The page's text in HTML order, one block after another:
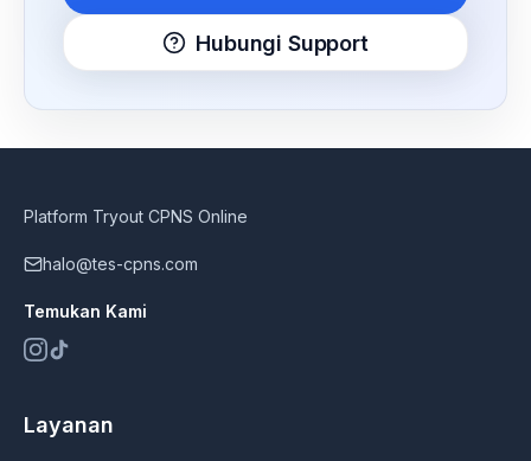
Hubungi Support
Platform Tryout CPNS Online
halo@tes-cpns.com
Temukan Kami
Layanan